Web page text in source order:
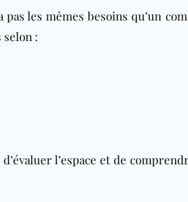
pas les mêmes besoins qu’un
selon :
l’espace et de